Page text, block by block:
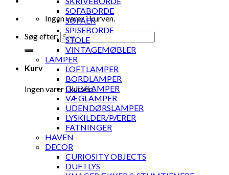
Ingen varer i kurven.
Søg efter:
Kurv
Ingen varer i kurven.
SOFABORDE
SOFAER
SPISEBORDE
STOLE
VINTAGEMØBLER
LAMPER
LOFTLAMPER
BORDLAMPER
GULVLAMPER
VÆGLAMPER
UDENDØRSLAMPER
LYSKILDER/PÆRER
FATNINGER
HAVEN
DECOR
CURIOSITY OBJECTS
DUFTLYS